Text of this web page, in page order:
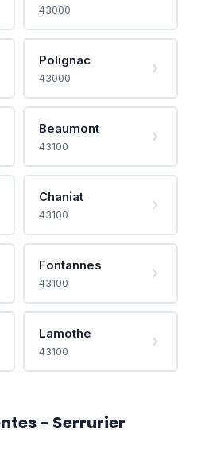
43000
Polignac
43000
Beaumont
43100
Chaniat
43100
Fontannes
43100
Lamothe
43100
- Serrurier